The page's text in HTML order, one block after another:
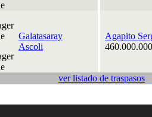
Galatasaray
Ascoli
Agapito
ver listado de traspasos